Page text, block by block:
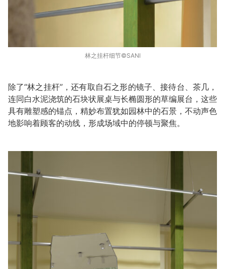
林之挂杆细节©️SANI
除了“林之挂杆”，还有取自石之形的镜子、接待台、茶几，
连同白水泥浇筑的石块状展桌与长椭圆形的草编展台，这些
具有雕塑感的锚点，精妙布置犹如园林中的石景，不动声色
地影响着顾客的动线，形成场域中的停顿与聚焦。